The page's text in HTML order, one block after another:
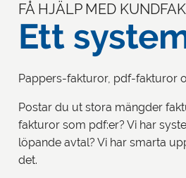
FÅ HJÄLP MED
Ett
Pappers-fakturor, pdf-fakturor
Postar du ut stora mängder
fakturor som pdf:er? Vi har
löpande avtal? Vi har smarta
det.